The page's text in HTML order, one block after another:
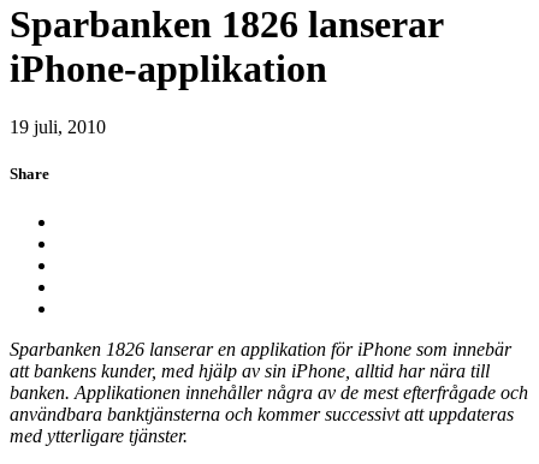
Sparbanken 1826 lanserar
iPhone-applikation
19 juli, 2010
Share
Sparbanken 1826 lanserar en applikation för iPhone som innebär
att bankens kunder, med hjälp av sin iPhone, alltid har nära till
banken. Applikationen innehåller några av de mest efterfrågade och
användbara banktjänsterna och kommer successivt att uppdateras
med ytterligare tjänster.